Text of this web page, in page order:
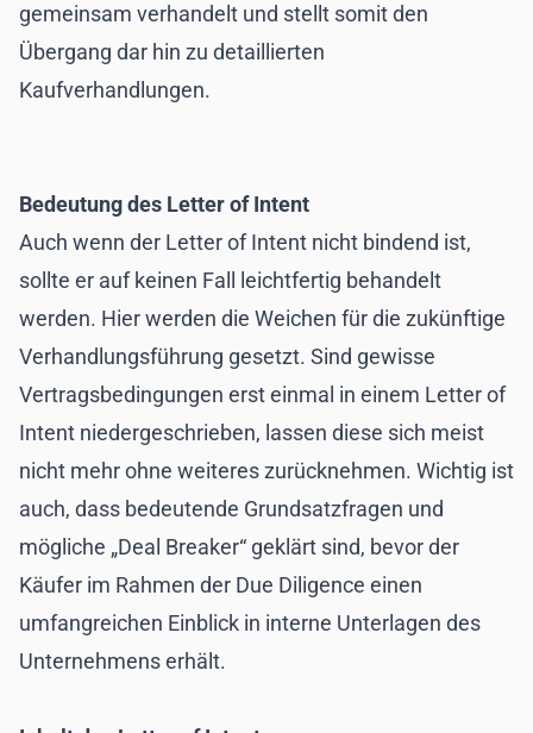
gemeinsam verhandelt und stellt somit den
Übergang dar hin zu detaillierten
Kaufverhandlungen.
Bedeutung des Letter of Intent
Auch wenn der Letter of Intent nicht bindend ist,
sollte er auf keinen Fall leichtfertig behandelt
werden. Hier werden die Weichen für die zukünftige
Verhandlungsführung gesetzt. Sind gewisse
Vertragsbedingungen erst einmal in einem Letter of
Intent niedergeschrieben, lassen diese sich meist
nicht mehr ohne weiteres zurücknehmen. Wichtig ist
auch, dass bedeutende Grundsatzfragen und
mögliche „Deal Breaker“ geklärt sind, bevor der
Käufer im Rahmen der Due Diligence einen
umfangreichen Einblick in interne Unterlagen des
Unternehmens erhält.